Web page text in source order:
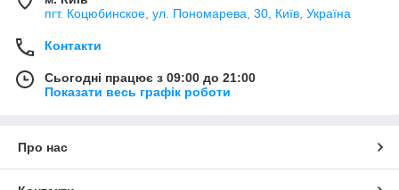
пгт. Коцюбинское, ул. Пономарева, 30, Київ, Україна
Контакти
Сьогодні працює з 09:00 до 21:00
Показати весь графік роботи
Про нас